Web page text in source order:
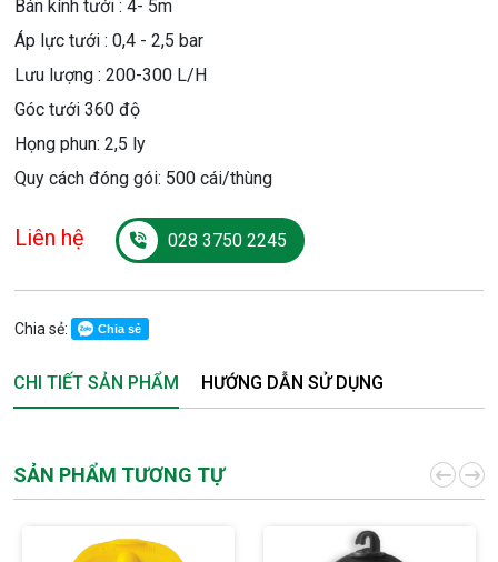
Bán kính tưới : 4- 5m
Áp lực tưới : 0,4 - 2,5 bar
Lưu lượng : 200-300 L/H
Góc tưới 360 độ
Họng phun: 2,5 ly
Quy cách đóng gói: 500 cái/thùng
Liên hệ 028 3750 2245
Chia sẻ: Chia sẻ
CHI TIẾT SẢN PHẨM HƯỚNG DẪN SỬ DỤNG
SẢN PHẨM TƯƠNG TỰ